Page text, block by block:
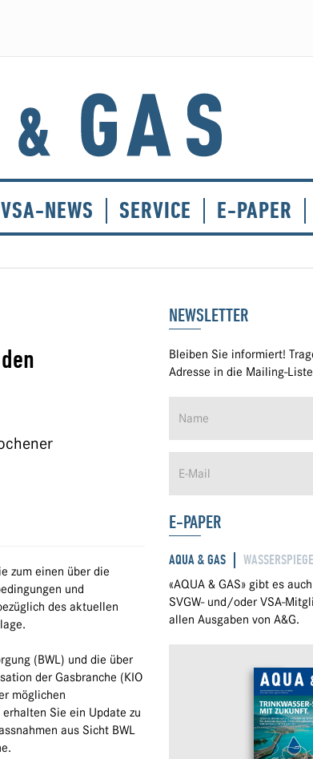
VSA-NEWS SERVICE E-PAPER
zum einen über die
und
des aktuellen
(BWL) und die über
der Gasbranche (KIO
möglichen
Sie ein Update zu
aus Sicht BWL
NEWSLETTER
Bleiben Sie informiert!
Adresse in die Mailing-
E-PAPER
AQUA & GAS
«AQUA & GAS» gibt es
SVGW- und/oder VSA-
allen Ausgaben von A&G.